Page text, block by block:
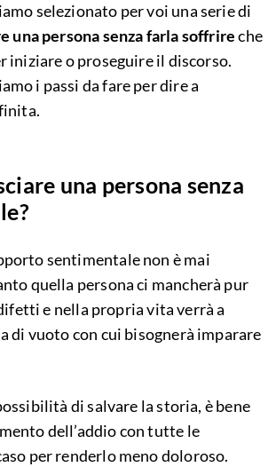
selezionato per voi una serie di
una persona senza farla soffrireche
iniziare o proseguire il discorso.
i passi da fare per dire a
una persona senza
sentimentale non è mai
quella persona ci mancherà pur
e nella propria vita verrà a
di vuoto con cui bisognerà imparare
di salvare la storia, è bene
dell’addio con tutte le
per renderlo meno doloroso.